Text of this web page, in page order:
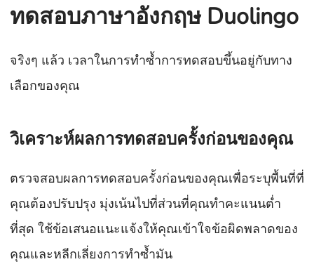
ทดสอบภาษาอังกฤษ Duolingo
จริงๆ แล้ว เวลาในการทำซ้ำการทดสอบขึ้นอยู่กับทาง
เลือกของคุณ
วิเคราะห์ผลการทดสอบครั้งก่อนของคุณ
ตรวจสอบผลการทดสอบครั้งก่อนของคุณเพื่อระบุพื้นที่ที่
คุณต้องปรับปรุง มุ่งเน้นไปที่ส่วนที่คุณทำคะแนนต่ำ
ที่สุด ใช้ข้อเสนอแนะแจ้งให้คุณเข้าใจข้อผิดพลาดของ
คุณและหลีกเลี่ยงการทำซ้ำมัน